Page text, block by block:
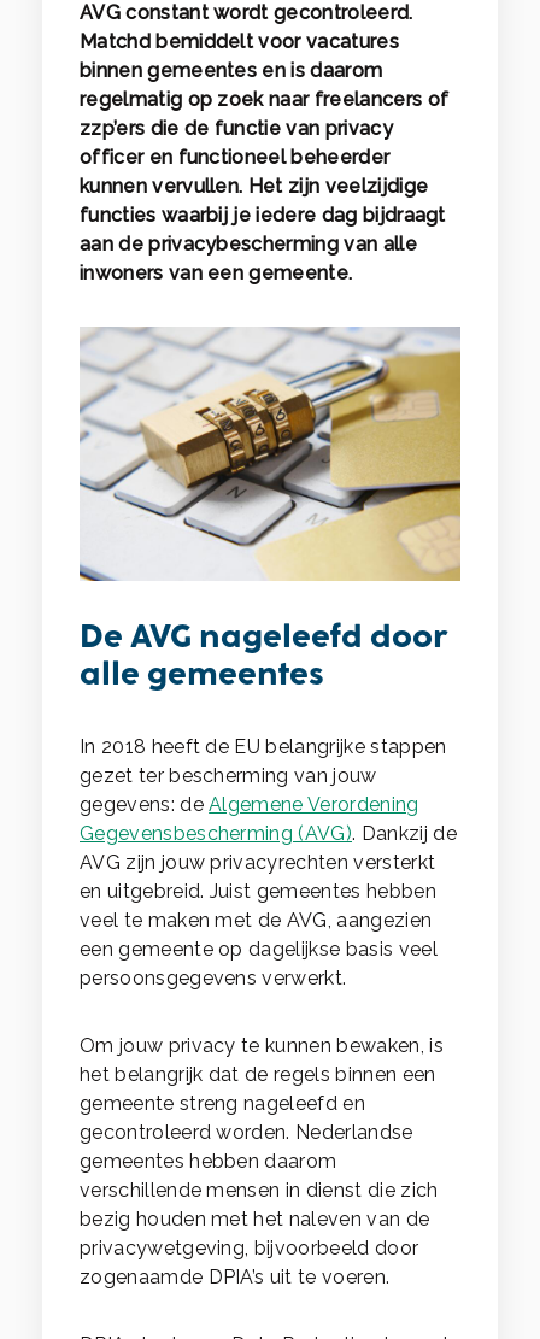
AVG constant wordt gecontroleerd.
Matchd bemiddelt voor vacatures
binnen gemeentes en is daarom
regelmatig op zoek naar freelancers of
zzp’ers die de functie van privacy
officer en functioneel beheerder
kunnen vervullen. Het zijn veelzijdige
functies waarbij je iedere dag bijdraagt
aan de privacybescherming van alle
inwoners van een gemeente.
De AVG nageleefd door
alle gemeentes
In 2018 heeft de EU belangrijke stappen
gezet ter bescherming van jouw
gegevens: deAlgemene Verordening
Gegevensbescherming (AVG). Dankzij de
AVG zijn jouw privacyrechten versterkt
en uitgebreid. Juist gemeentes hebben
veel te maken met de AVG, aangezien
een gemeente op dagelijkse basis veel
persoonsgegevens verwerkt.
Om jouw privacy te kunnen bewaken, is
het belangrijk dat de regels binnen een
gemeente streng nageleefd en
gecontroleerd worden. Nederlandse
gemeentes hebben daarom
verschillende mensen in dienst die zich
bezig houden met het naleven van de
privacywetgeving, bijvoorbeeld door
zogenaamde DPIA’s uit te voeren.